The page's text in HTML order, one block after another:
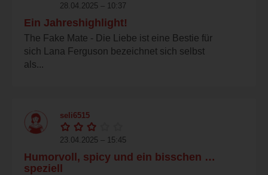
28.04.2025 – 10:37
Ein Jahreshighlight!
The Fake Mate - Die Liebe ist eine Bestie für
sich Lana Ferguson bezeichnet sich selbst
als...
seli6515
23.04.2025 – 15:45
Humorvoll, spicy und ein bisschen …
speziell